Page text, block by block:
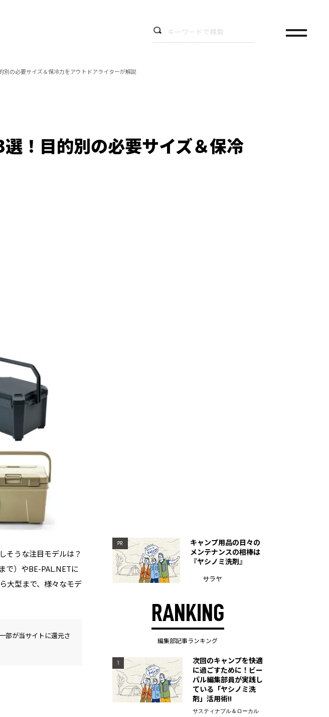
別の必要サイズ＆保冷力をアウトドアライターが解説
！目的別の必要サイズ＆保冷
そうな注目モデルは？
で）やBE-PAL.NETに
大型まで、様々なモデ
部が当サイトに還元さ
PR
キャンプ用品の日々の
メンテナンスの相棒は
『ヤシノミ洗剤』
サラヤ
RANKING
編集部記事ランキング
1
次回のキャンプを快適
に過ごすために！ビー
パル編集部員が実践し
ている「ヤシノミ洗
剤」活用術!!
サスティナブル＆ローカル